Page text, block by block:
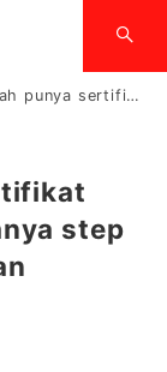
caranya step by step melamar pekerjaan “kantor” di Jepang?
step